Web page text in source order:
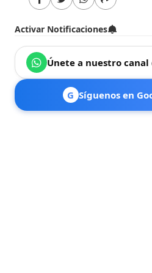
Activar Notificaciones
Únete a nuestro canal
G Síguenos en